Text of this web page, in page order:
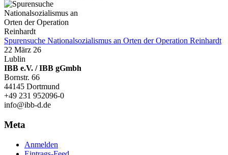
Spurensuche Nationalsozialismus an Orten der Operation Reinhardt
22 März 26
Lublin
IBB e.V. / IBB gGmbh
Bornstr. 66
44145 Dortmund
+49 231 952096-0
info@ibb-d.de
Meta
Anmelden